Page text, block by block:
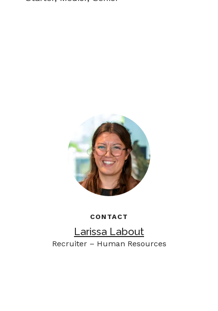
CONTACT
Larissa Labout
Recruiter – Human Resources